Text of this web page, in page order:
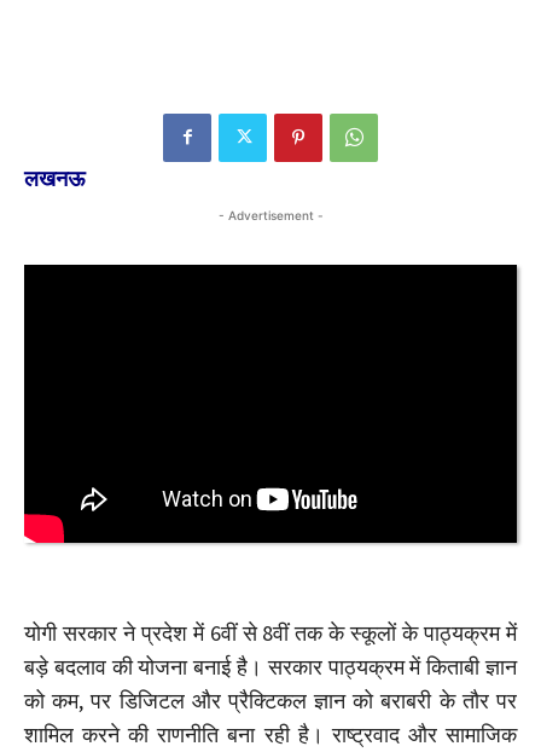
लखनऊ
- Advertisement -
योगी सरकार ने प्रदेश में 6वीं से 8वीं तक के स्कूलों के पाठ्यक्रम में
बड़े बदलाव की योजना बनाई है। सरकार पाठ्यक्रम में किताबी ज्ञान
को कम, पर डिजिटल और प्रैक्टिकल ज्ञान को बराबरी के तौर पर
शामिल करने की राणनीति बना रही है। राष्ट्रवाद और सामाजिक